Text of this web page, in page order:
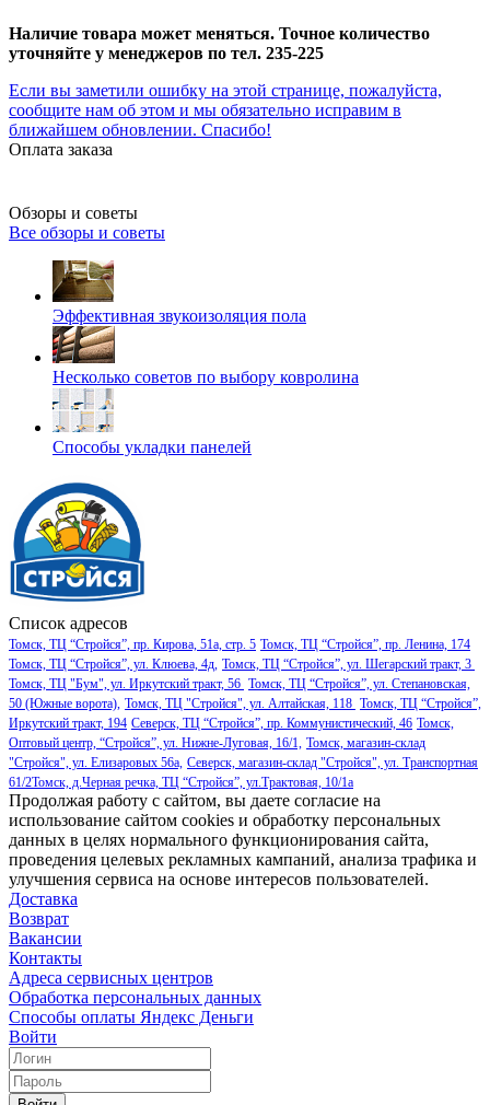
Наличие товара может меняться. Точное количество
уточняйте у менеджеров по тел. 235-225
Если вы заметили ошибку на этой странице, пожалуйста,
сообщите нам об этом и мы обязательно исправим в
ближайшем обновлении. Спасибо!
Оплата заказа
Обзоры и советы
Все обзоры и советы
Эффективная звукоизоляция пола
Несколько советов по выбору ковролина
Способы укладки панелей
Список адресов
Томск, ТЦ “Стройся”, пр. Кирова, 51а, стр. 5 Томск, ТЦ “Стройся”, пр. Ленина, 174
Томск, ТЦ “Стройся”, ул. Клюева, 4д, Томск, ТЦ “Стройся”, ул. Шегарский тракт, 3
Томск, ТЦ "Бум", ул. Иркутский тракт, 56 Томск, ТЦ “Стройся”, ул. Степановская,
50 (Южные ворота), Томск, ТЦ "Стройся", ул. Алтайская, 118 Томск, ТЦ “Стройся”,
Иркутский тракт, 194 Северск, ТЦ “Стройся”, пр. Коммунистический, 46 Томск,
Оптовый центр, “Стройся”, ул. Нижне-Луговая, 16/1, Томск, магазин-склад
"Стройся", ул. Елизаровых 56а, Северск, магазин-склад "Стройся", ул. Транспортная
61/2Томск, д.Черная речка, ТЦ “Стройся”, ул.Трактовая, 10/1а
Продолжая работу с сайтом, вы даете согласие на
использование сайтом cookies и обработку персональных
данных в целях нормального функционирования сайта,
проведения целевых рекламных кампаний, анализа трафика и
улучшения сервиса на основе интересов пользователей.
Доставка
Возврат
Вакансии
Контакты
Адреса сервисных центров
Обработка персональных данных
Способы оплаты Яндекс Деньги
Войти